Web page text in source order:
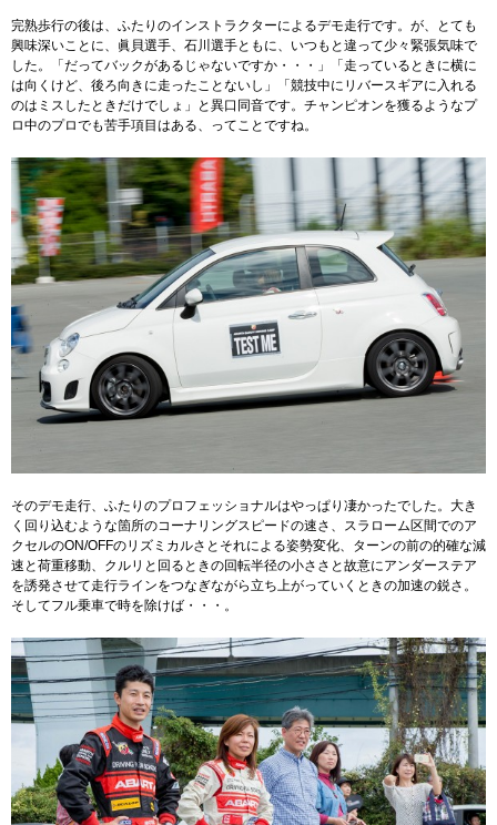
完熟歩行の後は、ふたりのインストラクターによるデモ走行です。が、とても
興味深いことに、眞貝選手、石川選手ともに、いつもと違って少々緊張気味で
した。「だってバックがあるじゃないですか・・・」「走っているときに横に
は向くけど、後ろ向きに走ったことないし」「競技中にリバースギアに入れる
のはミスしたときだけでしょ」と異口同音です。チャンピオンを獲るようなプ
ロ中のプロでも苦手項目はある、ってことですね。
そのデモ走行、ふたりのプロフェッショナルはやっぱり凄かったでした。大き
く回り込むような箇所のコーナリングスピードの速さ、スラローム区間でのア
クセルのON/OFFのリズミカルさとそれによる姿勢変化、ターンの前の的確な減
速と荷重移動、クルリと回るときの回転半径の小ささと故意にアンダーステア
を誘発させて走行ラインをつなぎながら立ち上がっていくときの加速の鋭さ。
そしてフル乗車で時を除けば・・・。